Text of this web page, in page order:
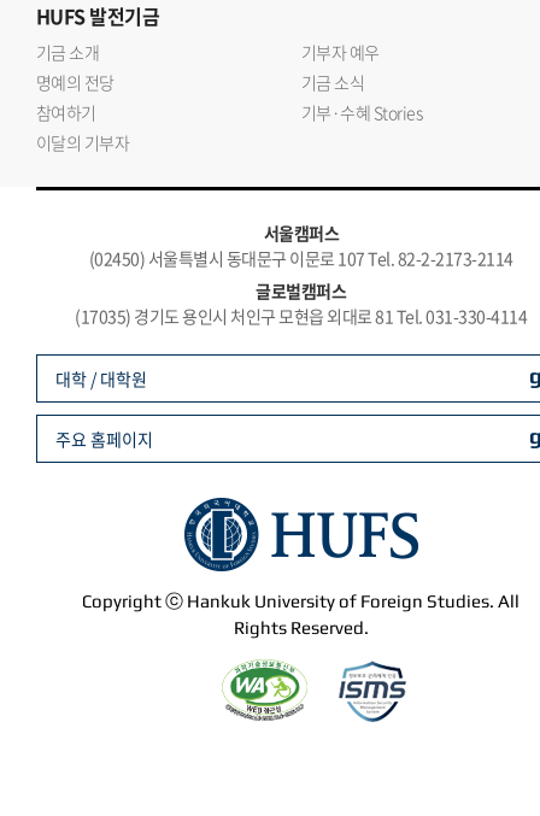
HUFS발전기금
기금 소개
기부자 예우
명예의 전당
기금 소식
참여하기
기부·수혜 Stories
이달의 기부자
서울캠퍼스
(02450) 서울특별시 동대문구 이문로 107 Tel. 82-2-2173-2114
글로벌캠퍼스
(17035) 경기도 용인시 처인구 모현읍 외대로 81 Tel. 031-330-4114
Copyright ⓒ Hankuk University of Foreign Studies. All
Rights Reserved.
대학 / 대학원
주요 홈페이지